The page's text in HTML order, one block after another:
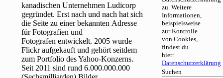
kanadischen Unternehmen Ludicorp
gegründet. Erst nach und nach hat sich
die Seite zu einer bekannten Adresse
für Fotografien und
Fotografen entwickelt. 2005 wurde
Flickr aufgekauft und gehört seitdem
zum Portfolio des Yahoo-Konzerns.
Seit 2011 sind rund 6.000.000.000
zu. Weitere
Informationen,
beispielsweise
zur Kontrolle
von Cookies,
findest du
hier:
Datenschutzerklärung
Suchen